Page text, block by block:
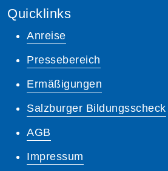
Quicklinks
Anreise
Pressebereich
Ermäßigungen
Salzburger Bildungsscheck
AGB
Impressum